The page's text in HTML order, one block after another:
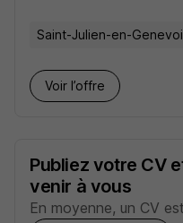
Saint-Julien-en-
Voir l’offre
Publiez votre CV
venir à vous
En moyenne, un CV